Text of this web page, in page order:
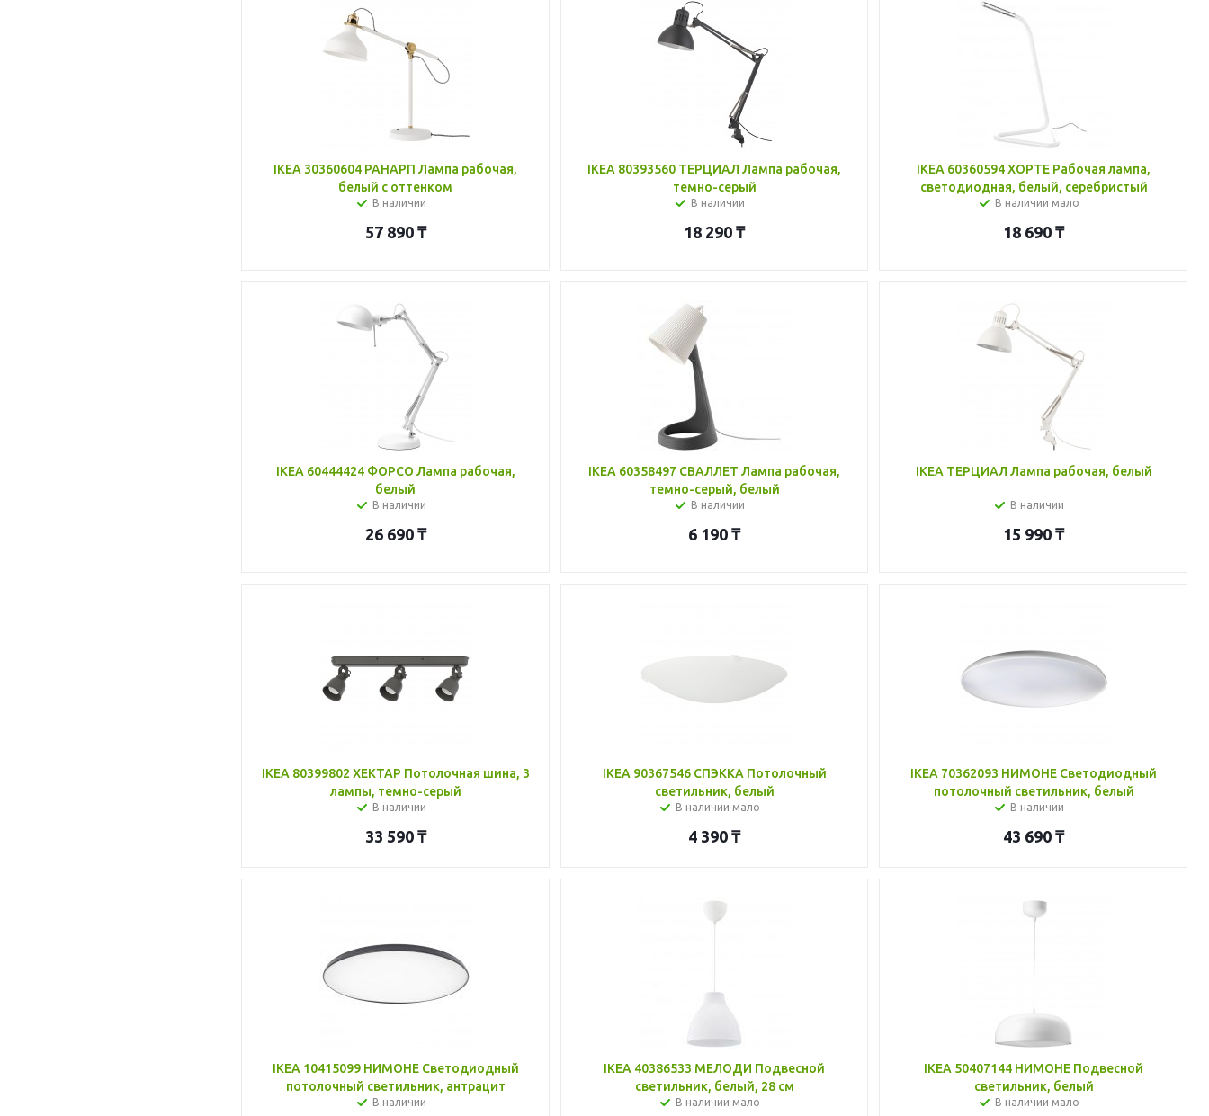
IKEA 30360604 РАНАРП Лампа рабочая,
белый с оттенком
В наличии
57 890₸
IKEA 80393560 ТЕРЦИАЛ Лампа рабочая,
темно-серый
В наличии
18 290 ₸
IKEA 60360594 ХОРТЕ Рабочая лампа,
светодиодная, белый, серебристый
В наличии мало
18 690 ₸
IKEA 60444424 ФОРСО Лампа рабочая,
белый
В наличии
26 690₸
IKEA 60358497 СВАЛЛЕТ Лампа рабочая,
темно-серый, белый
В наличии
6 190 ₸
IKEA ТЕРЦИАЛ Лампа рабочая, белый
В наличии
15 990 ₸
IKEA 80399802 ХЕКТАР Потолочная шина, 3
лампы, темно-серый
В наличии
33 590₸
IKEA 90367546 СПЭККА Потолочный
светильник, белый
В наличии мало
4 390 ₸
IKEA 70362093 НИМОНЕ Светодиодный
потолочный светильник, белый
В наличии
43 690 ₸
IKEA 10415099 НИМОНЕ Светодиодный
потолочный светильник, антрацит
В наличии
IKEA 40386533 МЕЛОДИ Подвесной
светильник, белый, 28 см
В наличии мало
IKEA 50407144 НИМОНЕ Подвесной
светильник, белый
В наличии мало